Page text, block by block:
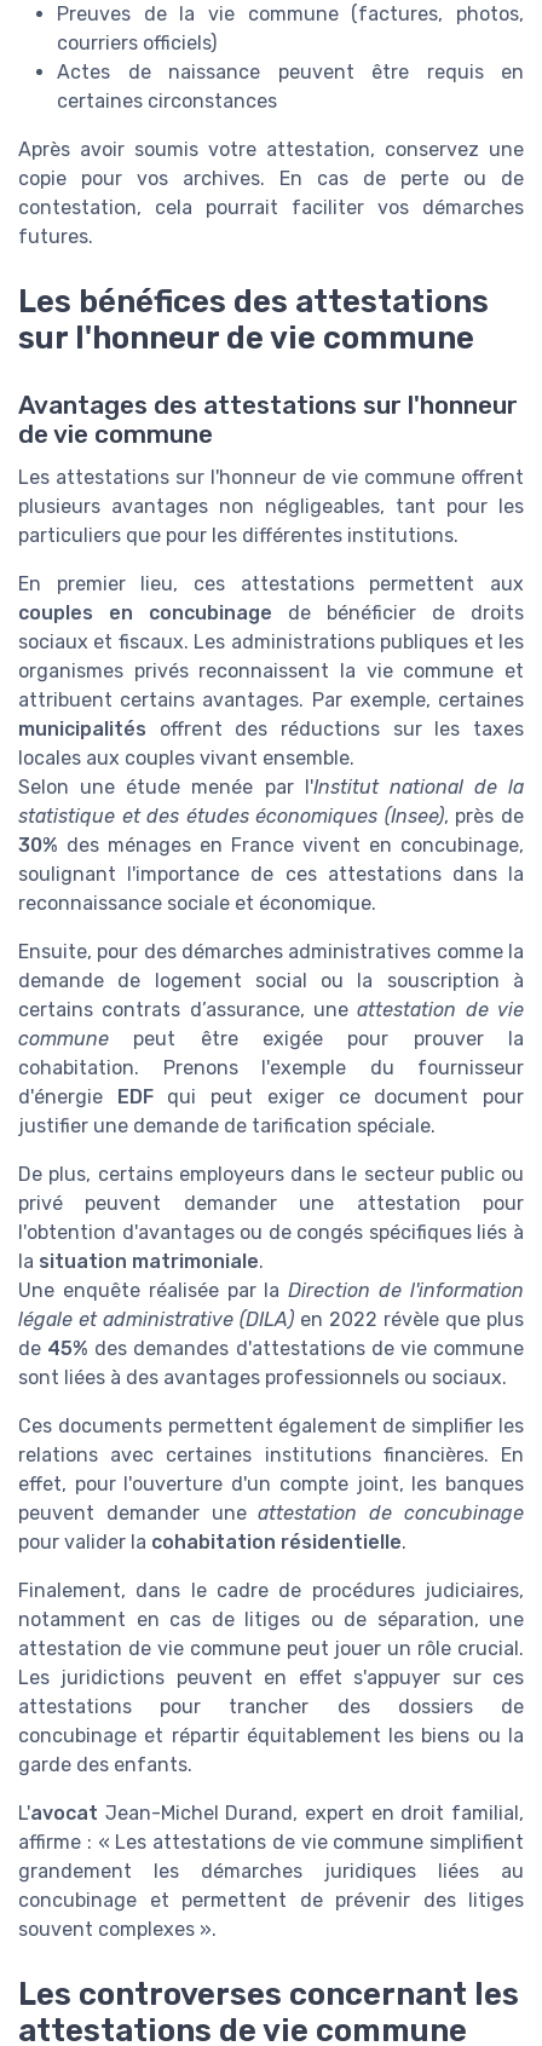
Preuves de la vie commune (factures, photos,
courriers officiels)
Actes de naissance peuvent être requis en
certaines circonstances
Après avoir soumis votre attestation, conservez une
copie pour vos archives. En cas de perte ou de
contestation, cela pourrait faciliter vos démarches
futures.
Les bénéfices des attestations
sur l'honneur de vie commune
Avantages des attestations sur l'honneur
de vie commune
Les attestations sur l'honneur de vie commune offrent
plusieurs avantages non négligeables, tant pour les
particuliers que pour les différentes institutions.
En premier lieu, ces attestations permettent aux
couples en concubinage de bénéficier de droits
sociaux et fiscaux. Les administrations publiques et les
organismes privés reconnaissent la vie commune et
attribuent certains avantages. Par exemple, certaines
municipalités offrent des réductions sur les taxes
locales aux couples vivant ensemble.
Selon une étude menée par l'Institut national de la
statistique et des études économiques (Insee), près de
30% des ménages en France vivent en concubinage,
soulignant l'importance de ces attestations dans la
reconnaissance sociale et économique.
Ensuite, pour des démarches administratives comme la
demande de logement social ou la souscription à
certains contrats d’assurance, uneattestation de vie
commune peut être exigée pour prouver la
cohabitation. Prenons l'exemple du fournisseur
d'énergie
EDFqui peut exiger ce document pour
justifier une demande de tarification spéciale.
De plus, certains employeurs dans le secteur public ou
privé peuvent demander une attestation pour
l'obtention d'avantages ou de congés spécifiques liés à
la situation matrimoniale.
Une enquête réalisée par laDirection de l'information
légale et administrative (DILA) en 2022 révèle que plus
de 45% des demandes d'attestations de vie commune
sont liées à des avantages professionnels ou sociaux.
Ces documents permettent également de simplifier les
relations avec certaines institutions financières. En
effet, pour l'ouverture d'un compte joint, les banques
peuvent demander uneattestation de concubinage
pour valider la cohabitation résidentielle.
Finalement, dans le cadre de procédures judiciaires,
notamment en cas de litiges ou de séparation, une
attestation de vie commune peut jouer un rôle crucial.
Les juridictions peuvent en effet s'appuyer sur ces
attestations pour trancher des dossiers de
concubinage et répartir équitablement les biens ou la
garde des enfants.
L'avocat Jean-Michel Durand, expert en droit familial,
affirme : « Les attestations de vie commune simplifient
grandement les démarches juridiques liées au
concubinage et permettent de prévenir des litiges
souvent complexes ».
Les controverses concernant les
attestations de vie commune